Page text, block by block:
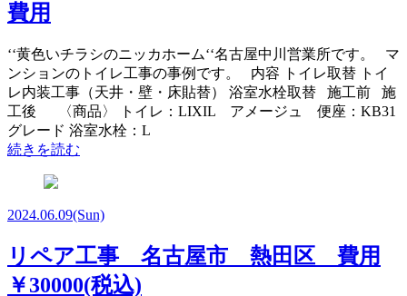
費用
‘‘黄色いチラシのニッカホーム‘‘名古屋中川営業所です。 マ
ンションのトイレ工事の事例です。 内容 トイレ取替 トイ
レ内装工事（天井・壁・床貼替） 浴室水栓取替 施工前 施
工後 〈商品〉 トイレ：LIXIL アメージュ 便座：KB31
グレード 浴室水栓：L
続きを読む
2024.06.09(Sun)
リペア工事 名古屋市 熱田区 費用
￥30000(税込)